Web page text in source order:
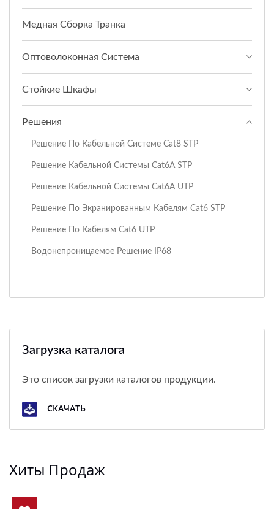
Медная Сборка Транка
Оптоволоконная Система
Стойкие Шкафы
Решения
Решение По Кабельной Системе Cat8 STP
Решение Кабельной Системы Cat6A STP
Решение Кабельной Системы Cat6A UTP
Решение По Экранированным Кабелям Cat6 STP
Решение По Кабелям Cat6 UTP
Водонепроницаемое Решение IP68
Загрузка каталога
Это список загрузки каталогов продукции.
СКАЧАТЬ
Хиты Продаж